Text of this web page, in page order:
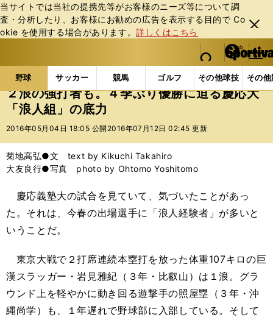
当サイトでは当社の提携先等がお客様のニーズ等について調
査・分析したり、お客様にお勧めの広告を表⽰する⽬的で Co
okie を使⽤する場合があります。詳しくはこちら
閉じ
る
web Sportiva (webスポルティーバ)
検索
マイペ
ー
ジ
メニュ
野球 サッカー 競馬 ゴルフ その他球技 その
b
ス
ポ
ル
バ
野球の記事一覧 高校野球他 ２浪の強打者も。４季
２浪の強打者も。４季ぶり優勝に迫る慶応大
「浪人組」の底力
2016年05月04日 18:05 公開 2016年07月12日 02:45 更新
菊地高弘●文 text by Kikuchi Takahiro
大友良行●写真 photo by Ohtomo Yoshitomo
慶応義塾大の試合を見ていて、気づいたことがあっ
た。それは、今春の出場選手に「浪人経験者」が多いと
いうことだ。
東京大戦で２打席連続本塁打を放った体重107キロの巨
漢スラッガー・岩見雅紀（３年・比叡山）は１浪。グラ
ウンド上を軽やかに動き回る遊撃手の照屋塁（３年・沖
縄尚学）も、１年遅れで野球部に入部している。そして